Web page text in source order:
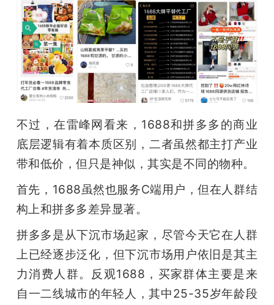
不过，在雷峰网看来，1688和拼多多的商业
底层逻辑有着本质区别，二者虽然都主打产业
带和低价，但只是神似，其实是不同的物种。
首先，1688虽然也服务C端用户，但在人群结
构上和拼多多差异显著。
拼多多是从下沉市场起家，尽管今天它在人群
上已经逐步泛化，但下沉市场用户依旧是其主
力消费人群。反观1688，买家群体主要是来
自一二线城市的年轻人，其中25-35岁年龄段